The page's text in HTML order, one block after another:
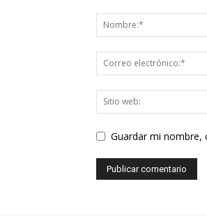
Guardar mi nombre,